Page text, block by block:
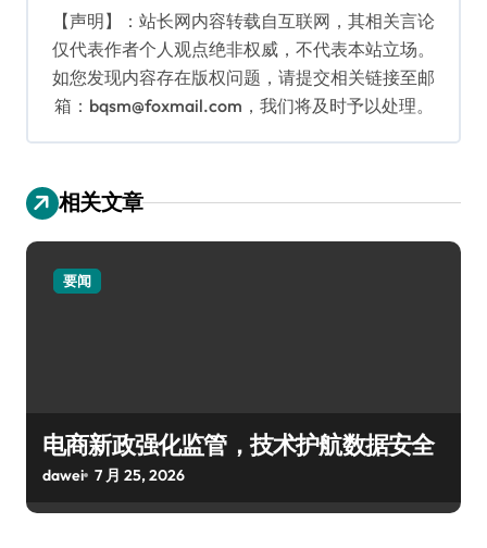
【声明】：站长网内容转载自互联网，其相关言论
仅代表作者个人观点绝非权威，不代表本站立场。
如您发现内容存在版权问题，请提交相关链接至邮
箱：bqsm@foxmail.com，我们将及时予以处理。
相关文章
要闻
电商新政强化监管，技术护航数据安全
dawei 7 月 25, 2026